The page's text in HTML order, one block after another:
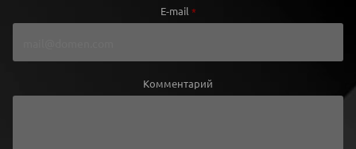
E-mail *
Комментарий